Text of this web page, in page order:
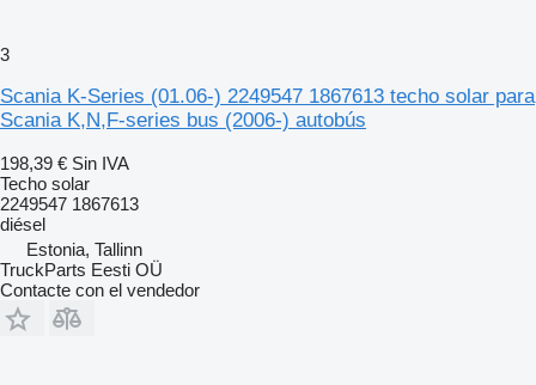
3
Scania K-Series (01.06-) 2249547 1867613 techo solar para
Scania K,N,F-series bus (2006-) autobús
198,39 € Sin IVA
Techo solar
2249547 1867613
diésel
Estonia, Tallinn
TruckParts Eesti OÜ
Contacte con el vendedor